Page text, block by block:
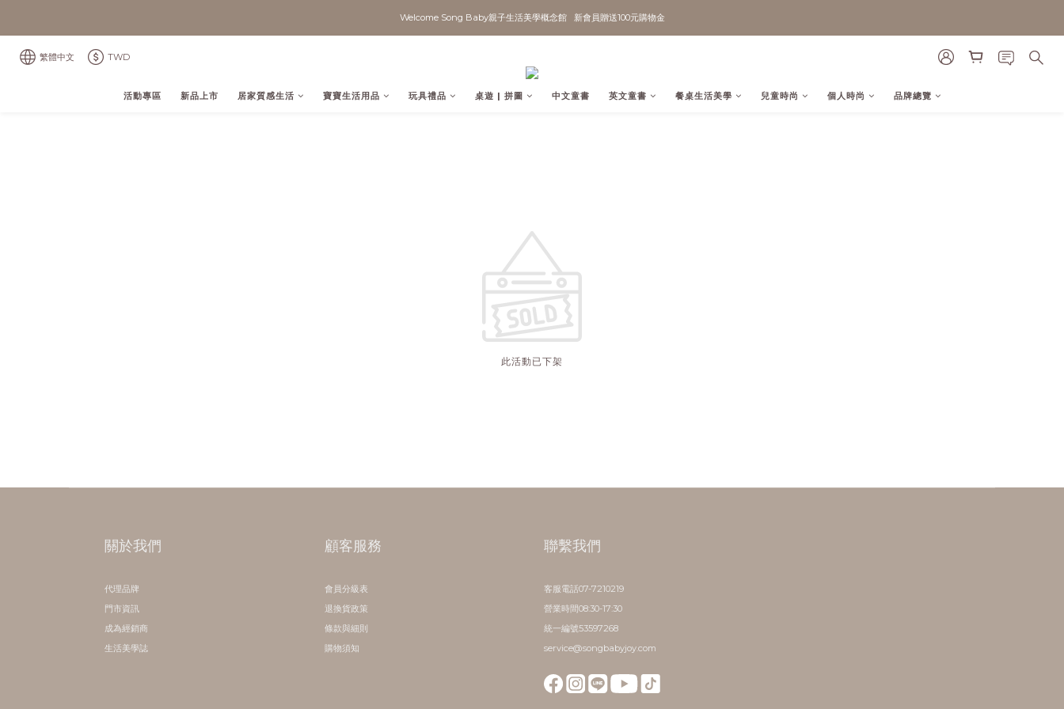
Welcome Song Baby親子生活美學概念館   新會員贈送100元購物金
繁體中文 TWD
活動專區 新品上市 居家質感生活 寶寶生活用品 玩具禮品 桌遊 | 拼圖 中文童書 英文童書 餐桌生活美學 兒童時尚 個人時尚 品牌總覽
此活動已下架
關於我們
代理品牌
門市資訊
成為經銷商
生活美學誌
顧客服務
會員分級表
退換貨政策
條款與細則
購物須知
聯繫我們
客服電話07-7210219
營業時間08:30-17:30
統一編號53597268
service@songbabyjoy.com